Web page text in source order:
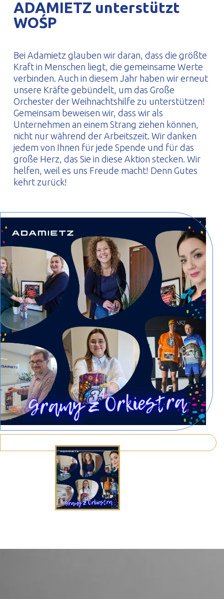
PROFILAR – kaltgeformte Profile
PL
ADAMIETZ unterstützt
WOŚP
Bei Adamietz glauben wir daran, dass die größte
Kraft in Menschen liegt, die gemeinsame Werte
verbinden. Auch in diesem Jahr haben wir erneut
unsere Kräfte gebündelt, um das Große
Orchester der Weihnachtshilfe zu unterstützen!
Gemeinsam beweisen wir, dass wir als
Unternehmen an einem Strang ziehen können,
nicht nur während der Arbeitszeit. Wir danken
jedem von Ihnen für jede Spende und für das
große Herz, das Sie in diese Aktion stecken. Wir
helfen, weil es uns Freude macht! Denn Gutes
kehrt zurück!